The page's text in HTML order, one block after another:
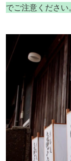
でご注意ください。